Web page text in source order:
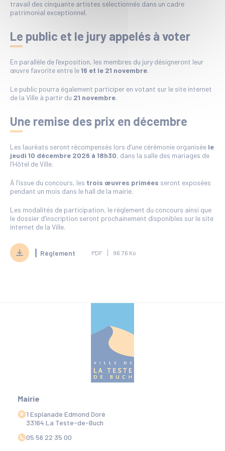
travail des cinquante artistes sélectionnés dans un cadre
patrimonial exceptionnel.
Le public et le jury appelés à voter
En parallèle de l’exposition, les membres du jury désigneront leur
œuvre favorite entre le16 et le 21 novembre.
Le public pourra également participer en votant sur le site internet
de la Ville à partir du 21 novembre.
Une remise des prix en décembre
Les lauréats seront récompensés lors d’une cérémonie organisée le
jeudi 10 décembre 2026 à 18h30, dans la salle des mariages de
l’Hôtel de Ville.
À l’issue du concours, les trois œuvres primées seront exposées
pendant un mois dans le hall de la mairie.
Les modalités de participation, le règlement du concours ainsi que
le dossier d’inscription seront prochainement disponibles sur le site
internet de la Ville.
Règlement PDF 96.76 Ko
Mairie
1 Esplanade Edmond Doré
33164 La Teste-de-Buch
05 56 22 35 00